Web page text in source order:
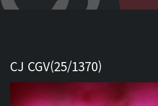
CJ CGV(25/1370)